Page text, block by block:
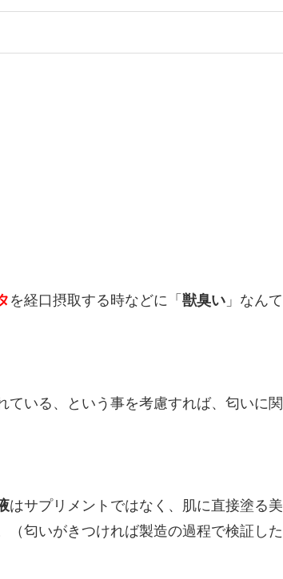
を経口摂取する時などに「 獣臭い 」なん
いる、という事を考慮すれば、匂いに
はサプリメントではなく、肌に直接塗る
匂いがきつければ製造の過程で検証し